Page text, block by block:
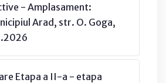
- Amplasament:
Arad, str. O. Goga,
Etapa a II-a - etapa